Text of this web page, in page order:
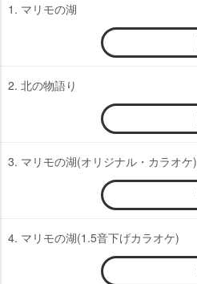
1. マリモの湖
2. 北の物語り
3. マリモの湖(オリジナル・カラオケ)
4. マリモの湖(1.5音下げカラオケ)